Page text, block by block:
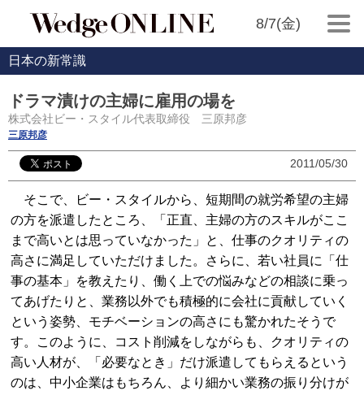
8/7(金)
日本の新常識
ドラマ漬けの主婦に雇用の場を
株式会社ビー・スタイル代表取締役 三原邦彦
三原邦彦
2011/05/30
そこで、ビー・スタイルから、短期間の就労希望の主婦
の方を派遣したところ、「正直、主婦の方のスキルがここ
まで高いとは思っていなかった」と、仕事のクオリティの
高さに満足していただけました。さらに、若い社員に「仕
事の基本」を教えたり、働く上での悩みなどの相談に乗っ
てあげたりと、業務以外でも積極的に会社に貢献していく
という姿勢、モチベーションの高さにも驚かれたそうで
す。このように、コスト削減をしながらも、クオリティの
高い人材が、「必要なとき」だけ派遣してもらえるという
のは、中小企業はもちろん、より細かい業務の振り分けが